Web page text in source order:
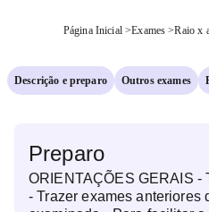
Página Inicial >Exames >Raio x
Descrição e preparo Outros exames
Preparo
ORIENTAÇÕES GERAIS -
- Trazer exames anteriores